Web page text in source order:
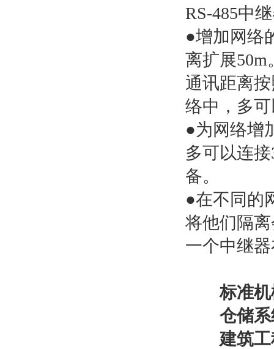
RS-485中
●增加网络
离扩展
通讯距离
络中，多
●为网络增
多可以连
备。
●在不同的
将他们隔
一个中继
标准机械
仓储系
建筑工